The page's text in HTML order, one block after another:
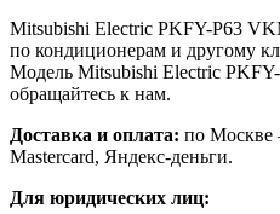
Mitsubishi Electric PKFY-P63
по кондиционерам и другому
Модель Mitsubishi Electric
обращайтесь к нам.
Доставка и оплата: по Москве
Mastercard, Яндекс-деньги.
Для юридических лиц: